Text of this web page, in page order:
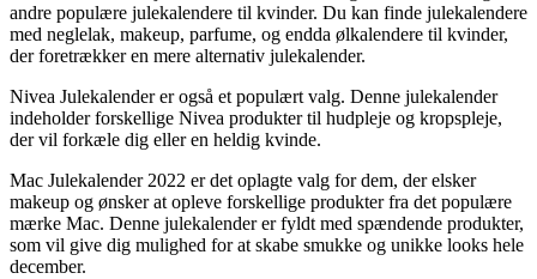
andre populære julekalendere til kvinder. Du kan finde julekalendere
med neglelak, makeup, parfume, og endda ølkalendere til kvinder,
der foretrækker en mere alternativ julekalender.
Nivea Julekalender er også et populært valg. Denne julekalender
indeholder forskellige Nivea produkter til hudpleje og kropspleje,
der vil forkæle dig eller en heldig kvinde.
Mac Julekalender 2022 er det oplagte valg for dem, der elsker
makeup og ønsker at opleve forskellige produkter fra det populære
mærke Mac. Denne julekalender er fyldt med spændende produkter,
som vil give dig mulighed for at skabe smukke og unikke looks hele
december.